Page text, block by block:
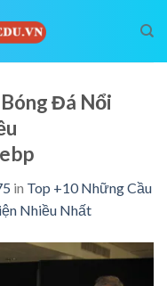
Đá Nổi
in Top +10 Những Cầu
Nhiều Nhất